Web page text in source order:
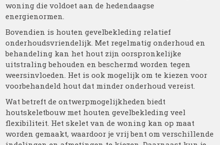
woning die voldoet aan de hedendaagse
energienormen.
Bovendien is houten gevelbekleding relatief
onderhoudsvriendelijk. Met regelmatig onderhoud en
behandeling kan het hout zijn oorspronkelijke
uitstraling behouden en beschermd worden tegen
weersinvloeden. Het is ook mogelijk om te kiezen voor
voorbehandeld hout dat minder onderhoud vereist.
Wat betreft de ontwerpmogelijkheden biedt
houtskeletbouw met houten gevelbekleding veel
flexibiliteit. Het skelet van de woning kan op maat
worden gemaakt, waardoor je vrij bent om verschillende